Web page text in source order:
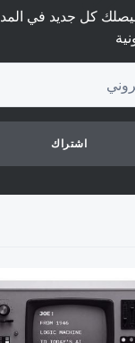
هل أحتاج
كل جديد في
اشتراك